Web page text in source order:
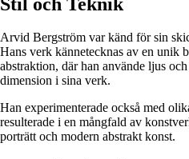
Arvid Bergström var känd för sin
Hans verk kännetecknas av en unik
abstraktion, där han använde ljus
dimension i sina verk.
Han experimenterade också med
resulterade i en mångfald av
porträtt och modern abstrakt konst.